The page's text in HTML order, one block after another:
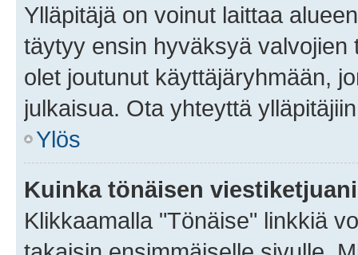
Ylläpitäjä on voinut laittaa
täytyy ensin hyväksyä
olet joutunut käyttäjäryhmään,
julkaisua. Ota yhteyttä
Ylös
Kuinka tönäisen
Klikkaamalla "Tönäise" linkkiä